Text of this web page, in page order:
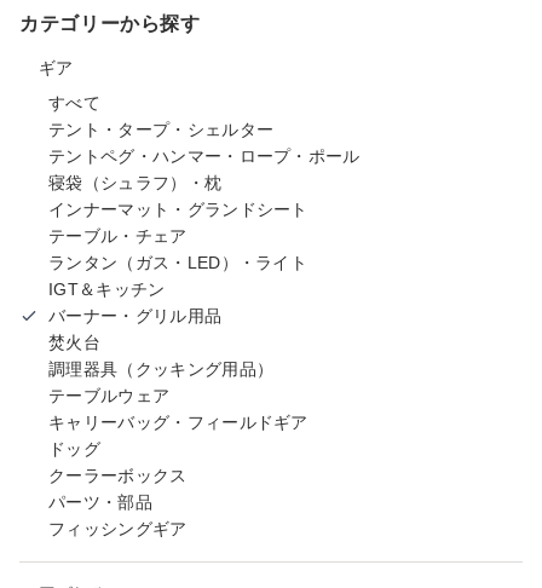
カテゴリーから探す
ギア
すべて
テント・タープ・シェルター
テントペグ・ハンマー・ロープ・ポール
寝袋（シュラフ）・枕
インナーマット・グランドシート
テーブル・チェア
ランタン（ガス・LED）・ライト
IGT＆キッチン
バーナー・グリル用品
焚火台
調理器具（クッキング用品）
テーブルウェア
キャリーバッグ・フィールドギア
ドッグ
クーラーボックス
パーツ・部品
フィッシングギア